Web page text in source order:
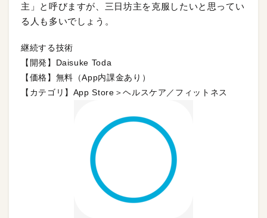
主」と呼びますが、三日坊主を克服したいと思ってい
る人も多いでしょう。
継続する技術
【開発】Daisuke Toda
【価格】無料（App内課金あり）
【カテゴリ】App Store＞ヘルスケア／フィットネス